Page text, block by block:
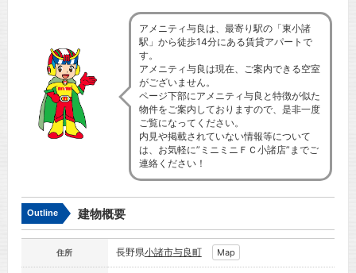
アメニティ与良は、最寄り駅の「東小諸
駅」から徒歩14分にある賃貸アパートで
す。
アメニティ与良は現在、ご案内できる空室
がございません。
ページ下部にアメニティ与良と特徴が似た
物件をご案内しておりますので、是非一度
ご覧になってください。
内見や掲載されていない情報等について
は、お気軽に”ミニミニＦＣ小諸店”までご
連絡ください！
Outline 建物概要
住所 長野県小諸市与良町 Map